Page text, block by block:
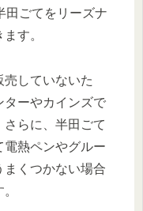
田ごてをリーズナ
す。
売していないた
ターやカインズで
らに、半田ごて
電熱ペンやグルー
まくつかない場合